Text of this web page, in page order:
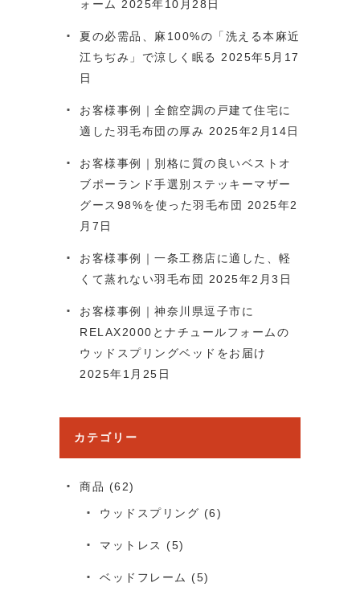
ォーム 2025年10月28日
夏の必需品、麻100%の「洗える本麻近
江ちぢみ」で涼しく眠る 2025年5月17
日
お客様事例｜全館空調の戸建て住宅に
適した羽毛布団の厚み 2025年2月14日
お客様事例｜別格に質の良いベストオ
ブポーランド手選別ステッキーマザー
グース98%を使った羽毛布団 2025年2
月7日
お客様事例｜一条工務店に適した、軽
くて蒸れない羽毛布団 2025年2月3日
お客様事例｜神奈川県逗子市に
RELAX2000とナチュールフォームの
ウッドスプリングベッドをお届け
2025年1月25日
カテゴリー
商品 (62)
ウッドスプリング (6)
マットレス (5)
ベッドフレーム (5)